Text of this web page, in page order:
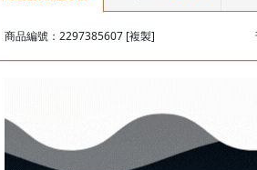
商品編號：2297385607 [複製]